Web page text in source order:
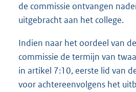
de commissie ontvangen
uitgebracht aan het college.
Indien naar het oordeel van
commissie de termijn van
in artikel 7:10, eerste lid van
voor achtereenvolgens het